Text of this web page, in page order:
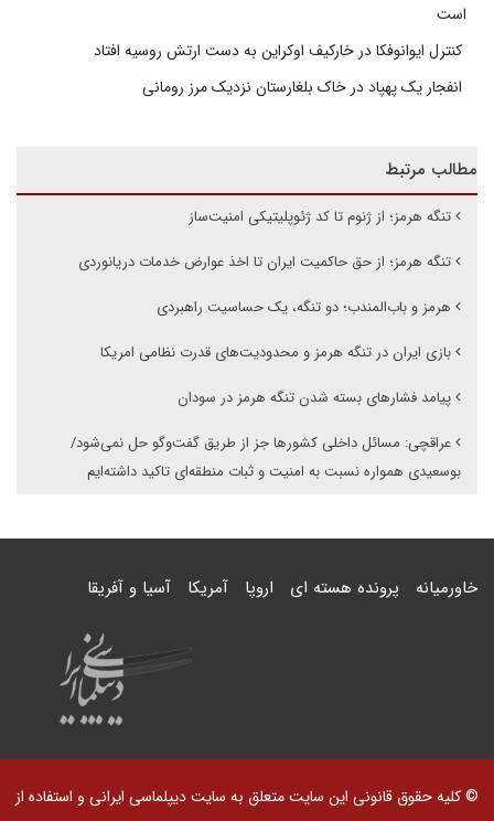
است
کنترل ایوانوفکا در خارکیف اوکراین به دست ارتش روسیه افتاد
انفجار یک پهپاد در خاک بلغارستان نزدیک مرز رومانی
مطالب مرتبط
تنگه هرمز؛ از ژنوم تا کد ژئوپلیتیکی امنیت‌ساز
تنگه هرمز؛ از حق حاکمیت ایران تا اخذ عوارض خدمات دریانوردی
هرمز و باب‌المندب؛ دو تنگه، یک حساسیت راهبردی
بازی ایران در تنگه هرمز و محدودیت‌های قدرت نظامی امریکا
پیامد فشارهای بسته شدن تنگه هرمز در سودان
عراقچی: مسائل داخلی کشورها جز از طریق گفت‌وگو حل نمی‌شود/
بوسعیدی همواره نسبت به امنیت و ثبات منطقه‌ای تاکید داشته‌ایم
خاورمیانه پرونده هسته ای اروپا آمریکا آسیا و آفریقا
© کلیه حقوق قانونی این سایت متعلق به سایت دیپلماسی ایرانی و استفاده از